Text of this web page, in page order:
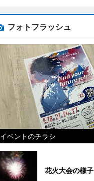
フォトフラッシュ
イベントのチラシ
花火大会の様子